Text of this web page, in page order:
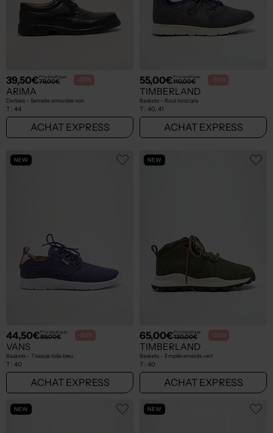
39,50€Prix boutique :
79,00€ -50%
ARIMA
Derbies - Semelle amovible noir
T : 44
ACHAT EXPRESS
55,00€Prix boutique :
110,00€ -50%
TIMBERLAND
Baskets - Bout rond gris
T : 40, 41
ACHAT EXPRESS
NEW
44,50€Prix boutique :
89,00€ -50%
VANS
Baskets - Tissage toile bleu
T : 40
ACHAT EXPRESS
NEW
65,00€Prix boutique :
130,00€ -50%
TIMBERLAND
Baskets - Empiècements vert
T : 40
ACHAT EXPRESS
NEW NEW